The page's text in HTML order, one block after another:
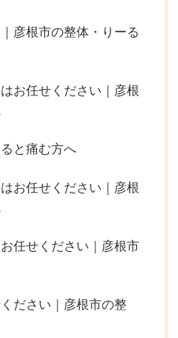
彦根市の整体・りーる
お任せください｜彦根
と痛む方へ
お任せください｜彦根
任せください｜彦根市
ださい｜彦根市の整